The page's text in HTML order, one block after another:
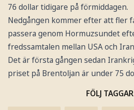
76 dollar tidigare på förmiddagen.
Nedgången kommer efter att fler
passera genom Hormuzsundet
fredssamtalen mellan USA och
Det är första gången sedan
priset på Brentoljan är under 75
FÖLJ TAGGAR